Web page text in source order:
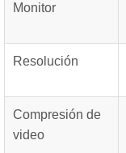
Monitor
Resolución
Compresión de
video